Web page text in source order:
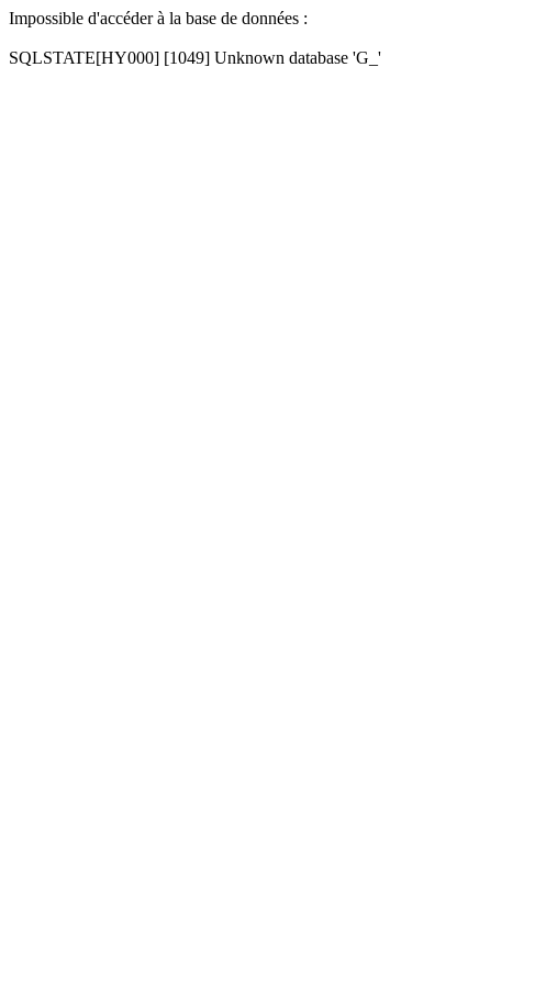
Impossible d'accéder à la base de données :
SQLSTATE[HY000] [1049] Unknown database 'G_'